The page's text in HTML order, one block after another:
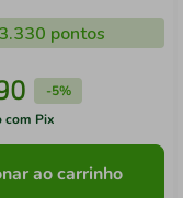
pontos
-5%
com Pix
ao carrinho